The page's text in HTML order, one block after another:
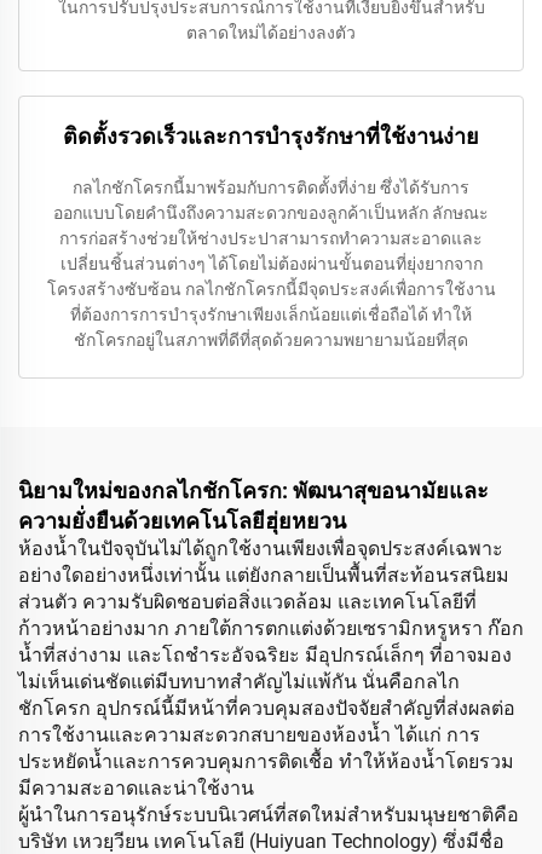
ในการปรับปรุงประสบการณ์การใช้งานที่เงียบยิ่งขึ้นสำหรับ
ตลาดใหม่ได้อย่างลงตัว
ติดตั้งรวดเร็วและการบำรุงรักษาที่ใช้งานง่าย
กลไกชักโครกนี้มาพร้อมกับการติดตั้งที่ง่าย ซึ่งได้รับการ
ออกแบบโดยคำนึงถึงความสะดวกของลูกค้าเป็นหลัก ลักษณะ
การก่อสร้างช่วยให้ช่างประปาสามารถทำความสะอาดและ
เปลี่ยนชิ้นส่วนต่างๆ ได้โดยไม่ต้องผ่านขั้นตอนที่ยุ่งยากจาก
โครงสร้างซับซ้อน กลไกชักโครกนี้มีจุดประสงค์เพื่อการใช้งาน
ที่ต้องการการบำรุงรักษาเพียงเล็กน้อยแต่เชื่อถือได้ ทำให้
ชักโครกอยู่ในสภาพที่ดีที่สุดด้วยความพยายามน้อยที่สุด
นิยามใหม่ของกลไกชักโครก: พัฒนาสุขอนามัยและ
ความยั่งยืนด้วยเทคโนโลยีฮุ่ยหยวน
ห้องน้ำในปัจจุบันไม่ได้ถูกใช้งานเพียงเพื่อจุดประสงค์เฉพาะ
อย่างใดอย่างหนึ่งเท่านั้น แต่ยังกลายเป็นพื้นที่สะท้อนรสนิยม
ส่วนตัว ความรับผิดชอบต่อสิ่งแวดล้อม และเทคโนโลยีที่
ก้าวหน้าอย่างมาก ภายใต้การตกแต่งด้วยเซรามิกหรูหรา ก๊อก
น้ำที่สง่างาม และโถชำระอัจฉริยะ มีอุปกรณ์เล็กๆ ที่อาจมอง
ไม่เห็นเด่นชัดแต่มีบทบาทสำคัญไม่แพ้กัน นั่นคือกลไก
ชักโครก อุปกรณ์นี้มีหน้าที่ควบคุมสองปัจจัยสำคัญที่ส่งผลต่อ
การใช้งานและความสะดวกสบายของห้องน้ำ ได้แก่ การ
ประหยัดน้ำและการควบคุมการติดเชื้อ ทำให้ห้องน้ำโดยรวม
มีความสะอาดและน่าใช้งาน
ผู้นำในการอนุรักษ์ระบบนิเวศน์ที่สดใหม่สำหรับมนุษยชาติคือ
บริษัท เหวยฺวียน เทคโนโลยี (Huiyuan Technology) ซึ่งมีชื่อ